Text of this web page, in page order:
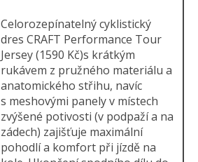
Celorozepínatelný cyklistický
dres CRAFT Performance Tour
Jersey (1590 Kč)s krátkým
rukávem z pružného materiálu a
anatomického střihu, navíc
s meshovými panely v místech
zvýšené potivosti (v podpaží a na
zádech) zajišťuje maximální
pohodlí a komfort při jízdě na